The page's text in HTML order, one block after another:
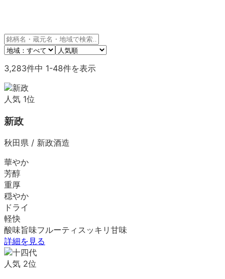
3,283件中 1-48件を表示
人気 1位
新政
秋田県 / 新政酒造
華やか
芳醇
重厚
穏やか
ドライ
軽快
酸味旨味フルーティ スッキリ 甘味
詳細を見る
人気 2位